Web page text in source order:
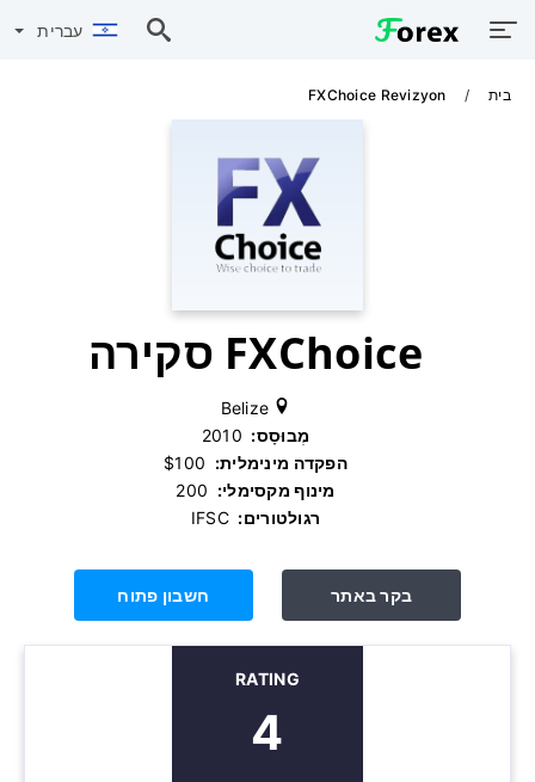
עברית
בית FXChoice Revizyon
FXChoice סקירה
מְבוּסָס:
הפקדה מינימלית:
מינוף מקסימלי:
רגולטורים: ‫ IFSC
בקר באתר חשבון פתוח
RATING
4